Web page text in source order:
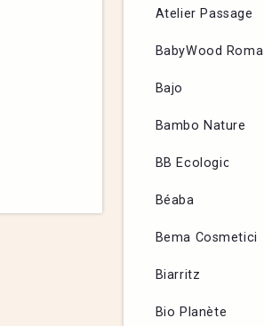
Atelier Passage
BabyWood Roma
Bajo
Bambo Nature
BB Ecologic
Béaba
Bema Cosmetici
Biarritz
Bio Planète